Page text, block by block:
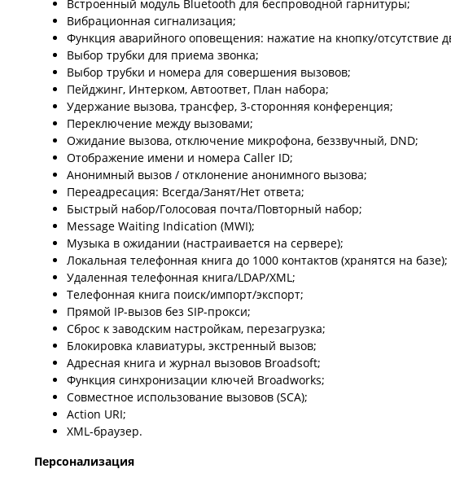
Встроенный модуль Bluetooth для беспроводной гарнитуры;
Вибрационная сигнализация;
Функция аварийного оповещения: нажатие на кнопку/отсутствие
Выбор трубки для приема звонка;
Выбор трубки и номера для совершения вызовов;
Пейджинг, Интерком, Автоответ, План набора;
Удержание вызова, трансфер, 3-сторонняя конференция;
Переключение между вызовами;
Ожидание вызова, отключение микрофона, беззвучный, DND;
Отображение имени и номера Caller ID;
Анонимный вызов / отклонение анонимного вызова;
Переадресация: Всегда/Занят/Нет ответа;
Быстрый набор/Голосовая почта/Повторный набор;
Message Waiting Indication (MWI);
Музыка в ожидании (настраивается на сервере);
Локальная телефонная книга до 1000 контактов (хранятся на базе);
Удаленная телефонная книга/LDAP/XML;
Телефонная книга поиск/импорт/экспорт;
Прямой IP-вызов без SIP-прокси;
Сброс к заводским настройкам, перезагрузка;
Блокировка клавиатуры, экстренный вызов;
Адресная книга и журнал вызовов Broadsoft;
Функция синхронизации ключей Broadworks;
Совместное использование вызовов (SCA);
Action URI;
XML-браузер.
Персонализация